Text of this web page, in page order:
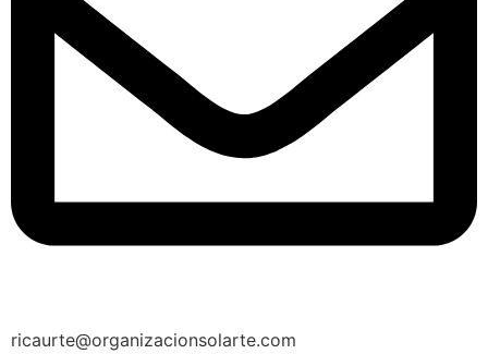
ricaurte@organizacionsolarte.com